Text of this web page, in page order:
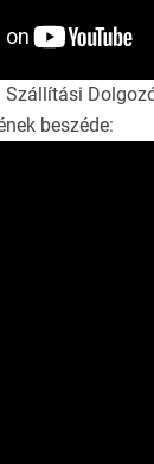
Szállítási
beszéde: